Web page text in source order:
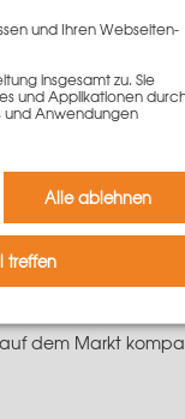
verbunden.
dem Markt
und Ihren Webseiten-
insgesamt zu. Sie
und Applikationen
und Anwendungen
Alle ablehnen
treffen